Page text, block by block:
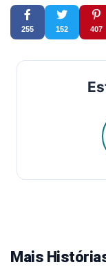
255 152 407
Mais